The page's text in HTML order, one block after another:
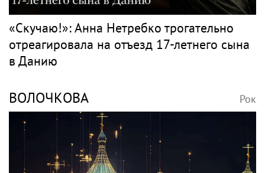
«Скучаю!»: Анна Нетребко трогательно
отреагировала на отъезд 17-летнего сына
в Данию
ВОЛОЧКОВА Рок